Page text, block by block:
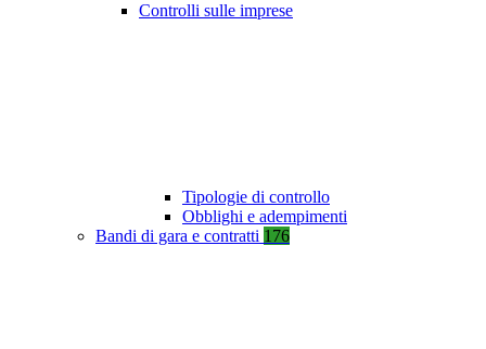
Controlli sulle imprese
Tipologie di controllo
Obblighi e adempimenti
Bandi di gara e contratti 176